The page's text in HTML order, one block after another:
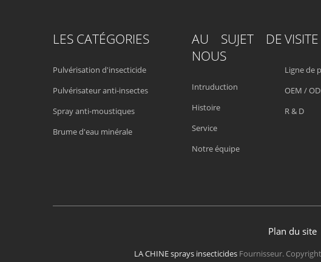
LES CATÉGORIES
Pulvérisation d'insecticide
Pulvérisateur anti-insectes
Spray anti-moustiques
Brume d'eau minérale
AU SUJET DE
NOUS
Intruduction
Histoire
Service
Notre équipe
Ligne de
OEM /
R & D
Plan du site
LA CHINE sprays insecticidesFournisseur. Copyright